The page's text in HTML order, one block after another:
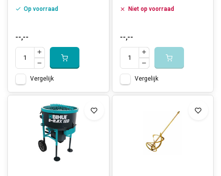
Op voorraad
--,--
Vergelijk
Niet op voorraad
--,--
Vergelijk